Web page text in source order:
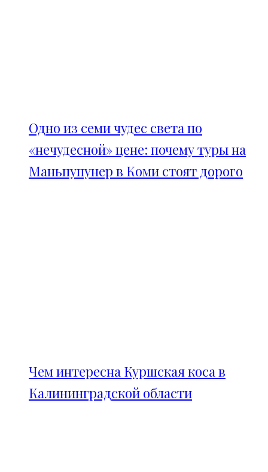
Одно из семи чудес света по
«нечудесной» цене: почему туры на
Маньпупунер в Коми стоят дорого
Чем интересна Куршская коса в
Калининградской области